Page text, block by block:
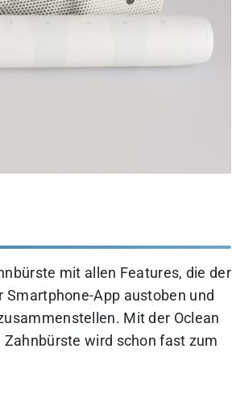
mit allen Features, die der
Smartphone-App austoben und
Mit der Oclean
wird schon fast zum